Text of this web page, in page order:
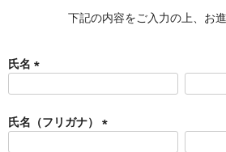
下記の内容をご入力の上、お進
氏名
須
)
氏名（フリガナ）